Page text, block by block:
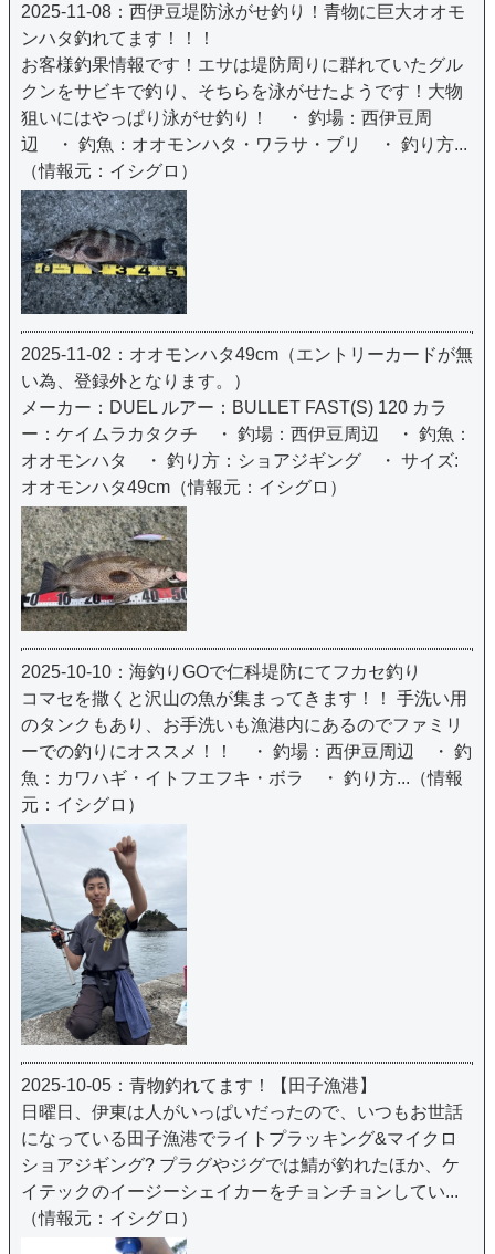
2025-11-08：西伊豆堤防泳がせ釣り！青物に巨大オオモ
ンハタ釣れてます！！！
お客様釣果情報です！エサは堤防周りに群れていたグル
クンをサビキで釣り、そちらを泳がせたようです！大物
狙いにはやっぱり泳がせ釣り！ ・ 釣場：西伊豆周
辺 ・ 釣魚：オオモンハタ・ワラサ・ブリ ・ 釣り方...
（情報元：イシグロ）
2025-11-02：オオモンハタ49cm（エントリーカードが無
い為、登録外となります。）
メーカー：DUEL ルアー：BULLET FAST(S) 120 カラ
ー：ケイムラカタクチ ・ 釣場：西伊豆周辺 ・ 釣魚：
オオモンハタ ・ 釣り方：ショアジギング ・ サイズ:
オオモンハタ49cm（情報元：イシグロ）
2025-10-10：海釣りGOで仁科堤防にてフカセ釣り
コマセを撒くと沢山の魚が集まってきます！！ 手洗い用
のタンクもあり、お手洗いも漁港内にあるのでファミリ
ーでの釣りにオススメ！！ ・ 釣場：西伊豆周辺 ・ 釣
魚：カワハギ・イトフエフキ・ボラ ・ 釣り方...（情報
元：イシグロ）
2025-10-05：青物釣れてます！【田子漁港】
日曜日、伊東は人がいっぱいだったので、いつもお世話
になっている田子漁港でライトプラッキング&マイクロ
ショアジギング? プラグやジグでは鯖が釣れたほか、ケ
イテックのイージーシェイカーをチョンチョンしてい...
（情報元：イシグロ）